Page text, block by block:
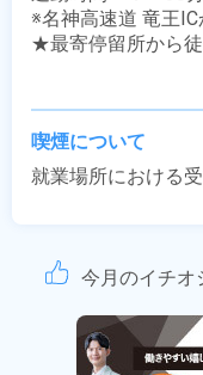
※名神高速道 竜王
★最寄停留所から
喫煙について
就業場所における
今月のイチオ